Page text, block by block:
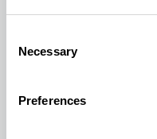
Selection
Necessary
Preferences
diverses ont été
Le but de la